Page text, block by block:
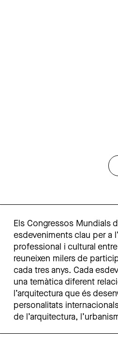
Els Congressos Mundials
esdeveniments clau per a
professional i cultural
reuneixen milers de
cada tres anys. Cada
una temàtica diferent
l’arquitectura que és
personalitats
de l’arquitectura,